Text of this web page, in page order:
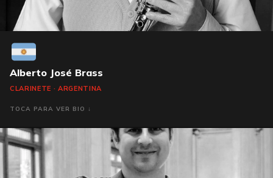
Alberto José Brass
CLARINETE · ARGENTINA